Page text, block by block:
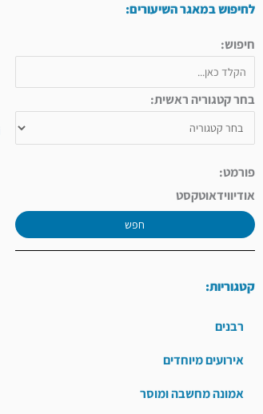
לחיפוש במאגר השיעורים:
חיפוש:
בחר קטגוריה ראשית:
פורמט:
אודיווידאוטקסט
חפש
קטגוריות:
רבנים
אירועים מיוחדים
אמונה מחשבה ומוסר